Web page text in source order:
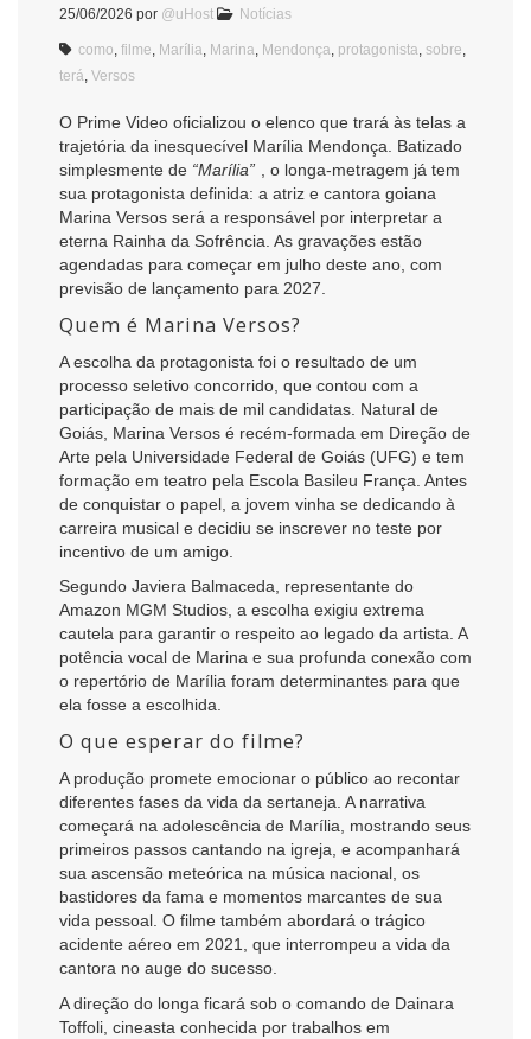
25/06/2026 por @uHost Notícias
como, filme, Marília, Marina, Mendonça, protagonista, sobre,
terá, Versos
O Prime Video oficializou o elenco que trará às telas a
trajetória da inesquecível Marília Mendonça. Batizado
simplesmente de “Marília”
, o longa-metragem já tem
sua protagonista definida: a atriz e cantora goiana
Marina Versos será a responsável por interpretar a
eterna Rainha da Sofrência. As gravações estão
agendadas para começar em julho deste ano, com
previsão de lançamento para 2027.
Quem é Marina Versos?
A escolha da protagonista foi o resultado de um
processo seletivo concorrido, que contou com a
participação de mais de mil candidatas. Natural de
Goiás, Marina Versos é recém-formada em Direção de
Arte pela Universidade Federal de Goiás (UFG) e tem
formação em teatro pela Escola Basileu França. Antes
de conquistar o papel, a jovem vinha se dedicando à
carreira musical e decidiu se inscrever no teste por
incentivo de um amigo.
Segundo Javiera Balmaceda, representante do
Amazon MGM Studios, a escolha exigiu extrema
cautela para garantir o respeito ao legado da artista. A
potência vocal de Marina e sua profunda conexão com
o repertório de Marília foram determinantes para que
ela fosse a escolhida.
O que esperar do filme?
A produção promete emocionar o público ao recontar
diferentes fases da vida da sertaneja. A narrativa
começará na adolescência de Marília, mostrando seus
primeiros passos cantando na igreja, e acompanhará
sua ascensão meteórica na música nacional, os
bastidores da fama e momentos marcantes de sua
vida pessoal. O filme também abordará o trágico
acidente aéreo em 2021, que interrompeu a vida da
cantora no auge do sucesso.
A direção do longa ficará sob o comando de Dainara
Toffoli, cineasta conhecida por trabalhos em